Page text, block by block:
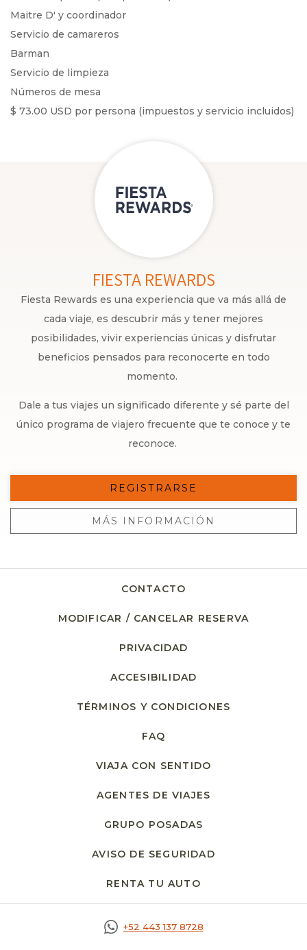
Maitre D' y coordinador
Servicio de camareros
Barman
Servicio de limpieza
Números de mesa
$ 73.00 USD por persona (impuestos y servicio incluidos)
FIESTA REWARDS
Fiesta Rewards es una experiencia que va más allá de
cada viaje, es descubrir más y tener mejores
posibilidades, vivir experiencias únicas y disfrutar
beneficios pensados para reconocerte en todo
momento.
Dale a tus viajes un significado diferente y sé parte del
único programa de viajero frecuente que te conoce y te
reconoce.
REGISTRARSE
MÁS INFORMACIÓN
CONTACTO
MODIFICAR / CANCELAR RESERVA
PRIVACIDAD
ACCESIBILIDAD
TÉRMINOS Y CONDICIONES
FAQ
VIAJA CON SENTIDO
AGENTES DE VIAJES
GRUPO POSADAS
AVISO DE SEGURIDAD
RENTA TU AUTO
+52 443 137 8728